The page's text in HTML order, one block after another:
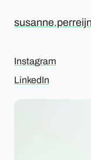
Instagram
LinkedIn